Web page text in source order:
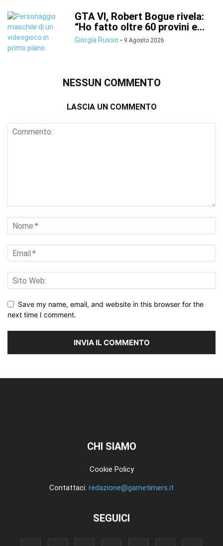
GTA VI, Robert Bogue rivela:
“Ho fatto oltre 60 provini e...
Giorgia Russo - 9 Agosto 2026
NESSUN COMMENTO
LASCIA UN COMMENTO
Save my name, email, and website in this browser for the
next time I comment.
CHI SIAMO
Cookie Policy
Contattaci: redazione@gametimers.it
SEGUICI